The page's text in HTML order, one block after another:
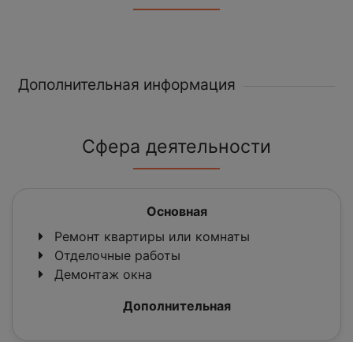
Дополнительная информация
Сфера деятельности
Основная
Ремонт квартиры или комнаты
Отделочные работы
Демонтаж окна
Дополнительная